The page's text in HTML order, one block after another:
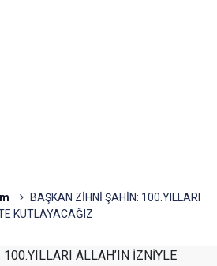
BAŞKAN ZİHNİ ŞAHİN: 100.YILLARI
KUTLAYACAĞIZ